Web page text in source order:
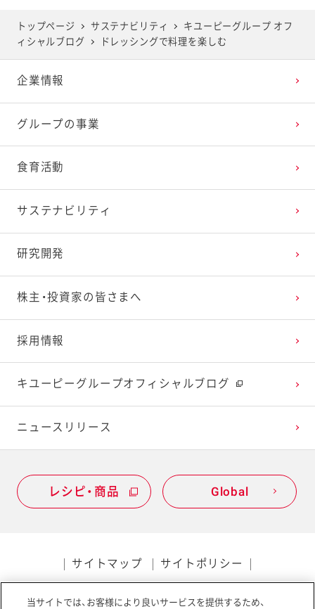
2025年4月
2025年3月
2025年2月
2025年1月
2024年5月
2024年4月
2024年3月
2024年2月
2024年1月
2023年6月
2023年5月
2023年4月
2023年3月
2023年2月
2022年7月
2022年6月
2022年5月
2022年4月
2022年3月
2021年8月
2021年7月
2021年6月
2021年5月
2021年4月
2020年9月
2020年8月
2020年7月
2020年6月
2020年5月
2019年10月
2019年9月
2019年8月
2019年7月
2019年6月
トップページ サステナビリティ
キユーピーグループ オフ
ィシャルブログ
ドレッシングで料理を楽しむ
企業情報
グループの事業
食育活動
サステナビリティ
研究開発
株主・投資家の皆さまへ
採用情報
キユーピーグループオフィシャルブログ
ニュースリリース
レシピ・商品 Global
サイトマップ サイトポリシー
当サイトでは、お客様により良いサービスを提供するため、